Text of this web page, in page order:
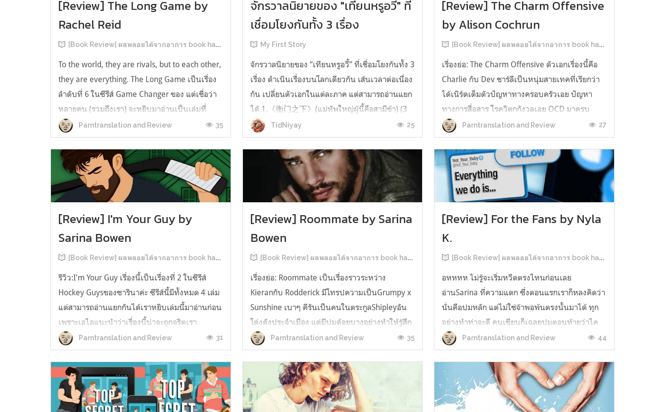
[Review] The Long Game by
Rachel Reid
[Book Review] ผลพลอยได้จากอาการ book hangover หลังอ่านสารพัน MM Romance
To the world, they are rivals, but to each other,
they are everything. The Long Game เป็นเรื่อง
ลำดับที่ 6 ในซีรีส์ Game Changer ของ แต่เชื่อว่า
หลายคน (รวมถึงเรา) จะหยิบมาอ่านเป็นเล่มที่
2หลังจากอ่าน Heated Rivalry มา555 เรื่องย่อ:
The Long Game เล่ม Long Game นี่จะเป็น
ประมาณ2 ปีหลังจาก HR จะดำเนินเ...
Parntranslation and Review 35
จักรวาลนิยายของ "เทียนหรูอวี้" ที่
เชื่อมโยงกันทั้ง 3 เรื่อง
My First Story
จักรวาลนิยายของ “เทียนหรูอวี้” ที่เชื่อมโยงกันทั้ง 3
เรื่อง ดำเนินเรื่องบนโลกเดียวกัน เส้นเวลาต่อเนื่อง
กัน เปลี่ยนตัวเอกในแต่ละภาค แต่สามารถอ่านแยก
ได้ 1.《衡门之下》(แม่ทัพใหญ่ผู้นี้คือสามีข้า) (3
เล่มจบ) เป็นเรื่องที่เกิดก่อน เล่าเรื่องของ ฝูถิง กับ
หลี่ชีฉือ ที่ต้องแต่งงานกันก่อนจะใช้ชีวิตห่างไกล
TidNiyay 25
[Review] The Charm Offensive
by Alison Cochrun
[Book Review] ผลพลอยได้จากอาการ book hangover หลังอ่านสารพัน MM Romance
เรื่องย่อ: The Charm Offensive ตัวเอกเรื่องนี้คือ
Charlie กับ Dev ชาร์ลีเป็นหนุ่มสายเทคที่เรียกว่า
ได้เนิร์ดเต็มตัวปัญหาทางครอบครัวเอย ปัญหา
ทางการสื่อสาร โรควิตกกังวลเอย OCD มาครบ
เรียกได้ว่าครบองค์ประกอบความโอตะ เขาทั้งไม่
เชื่อในรักแท้ ไม่เคยมีความสัมพันธ์ในเชิงโรแมนติก
กับใคร หรืออาจเรียกว่าไม่เคยรู...
Parntranslation and Review 27
[Review] I'm Your Guy by
Sarina Bowen
[Book Review] ผลพลอยได้จากอาการ book hangover หลังอ่านสารพัน MM Romance
รีวิว:I'm Your Guy เรื่องนี้เป็นเรื่องที่ 2 ในซีรีส์
Hockey Guysของซารินาค่ะ ซีรีส์นี้มีทั้งหมด 4 เล่ม
แต่สามารถอ่านแยกกันได้เราหยิบเล่มนี้มาอ่านก่อน
เพราะเอไอแนะนำว่าเรื่องนี้น่าจะถูกจริตเรา
มากกว่า555 เรื่องนี้เป็นเรื่องราวของ TOMMASO
นักกีฬาฮอกกี้ NHL กับ Carter มัณฑนากรมือฉมัง
ทอมมาโซเพิ่งโดนเทร...
Parntranslation and Review 31
[Review] Roommate by Sarina
Bowen
[Book Review] ผลพลอยได้จากอาการ book hangover หลังอ่านสารพัน MM Romance
เรื่องย่อ: Roommate เป็นเรื่องราวระหว่าง
Kieranกับ Rodderick มีโทรปความเป็นGrumpy x
Sunshine เบาๆ คีรันเป็นคนในตระกูลShipleyอัน
โด่งดังประจำเมือง แต่มีปมด้อยบางอย่างทำให้รู้สึก
ว่าพ่อรักพี่ชายมากกว่าตัวเองเสมอ จึงดิ้นรนอยาก
ออกมาอยู่คนเดียวเพื่อให้หลุดจากอิทธิพลของที่
บ้าน และไล่ตามความฝันการเป็นกราฟฟิ...
Parntranslation and Review 35
[Review] For the Fans by Nyla
K.
[Book Review] ผลพลอยได้จากอาการ book hangover หลังอ่านสารพัน MM Romance
อหหหห ไม่รู้จะเริ่มหวีดตรงไหนก่อนเลย
อ่านSarina ที่ความแตก ซึ่งตอนแรกเราก็หลงคิดว่า
นั่นคือปมหลัก แต่ไม่ใช่จ้าพอพ้นตรงนั้นมาได้ ทุก
อย่างทำท่าจะดี คนเขียนก็เฉลยปมตอนท้ายว่าไค
รันเคยเจออะไรมาในอดีตเท่านั้นแหละ คดีพลิกใน
ทันใด!!! ตรงนี้เป็นNarrative Escalation ที่ชอบ
มาก ทำให้รู้สึกเหมือนคนเขียนวางแผนไว้ตั...
Parntranslation and Review 44